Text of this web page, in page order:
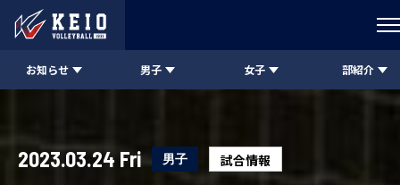
お知らせ 男子 女子 部紹介
2023.03.24 Fri 男子 試合情報